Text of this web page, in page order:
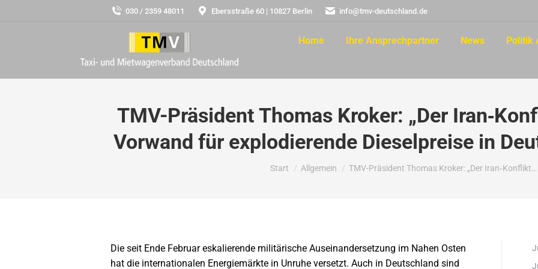
030 / 2359 48011 Ebersstraße 60 | 10827 Berlin info@tmv-deutschland.de
Home Ihre Ansprechpartner News Politik
TMV-Präsident Thomas Kroker: „Der
Vorwand für explodierende Dieselpreise in
Sie befinden sich hier:
Start Allgemein TMV-Präsident Thomas Kroker: „Der Iran‑Konflikt…
Die seit Ende Februar eskalierende militärische Auseinandersetzung im Nahen Osten
hat die internationalen Energiemärkte in Unruhe versetzt. Auch in Deutschland sind